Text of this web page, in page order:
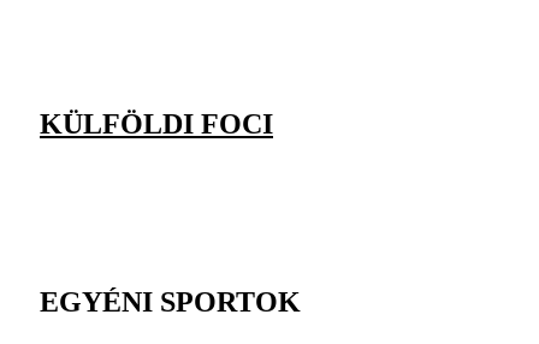
KÜLFÖLDI FOCI
EGYÉNI SPORTOK